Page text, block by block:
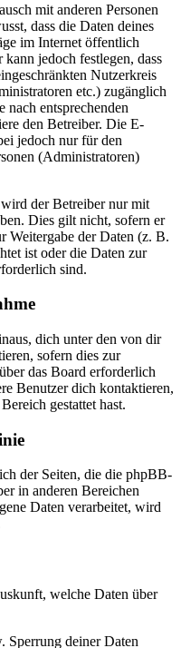
mit anderen Personen
dass die Daten deines
im Internet öffentlich
jedoch festlegen, dass
Nutzerkreis
etc.) zugänglich
nach entsprechenden
den Betreiber. Die E-
jedoch nur für den
(Administratoren)
der Betreiber nur mit
Dies gilt nicht, sofern er
Weitergabe der Daten (z. B.
ist oder die Daten zur
sind.
dich unter den von dir
sofern dies zur
das Board erforderlich
Benutzer dich kontaktieren,
gestattet hast.
der Seiten, die die phpBB-
in anderen Bereichen
Daten verarbeitet, wird
welche Daten über
Sperrung deiner Daten